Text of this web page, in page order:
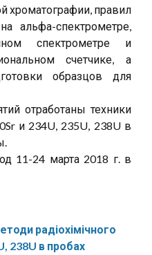
хроматографии, правил
альфа-спектрометре,
спектрометре и
счетчике, а
образцов для
отработаны техники
и 234U, 235U, 238U в
11-24 марта 2018 г. в
радіохімічного
238U в пробах